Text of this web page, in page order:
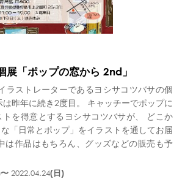
展「ポップの窓から 2nd」
ラストレーターであるヨシサコツバサの個
昨年に続き2度目。 キャッチーでポップに
トを得意とするヨシサコツバサが、 どこか
「日常とポップ」をイラストを通してお届
は作品はもちろん、グッズなどの販売も予
2022.04.24(日)